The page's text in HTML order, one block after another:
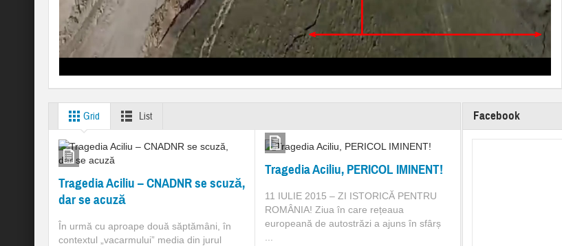
Grid List
Tragedia Aciliu – CNADNR se scuză,
dar se acuză
În urmă cu aproape două săptămâni, în
contextul „vacarmului” media din jurul
Tragedia Aciliu, PERICOL IMINENT!
11 IULIE 2015 – ZI ISTORICĂ PENTRU
ROMÂNIA! Ziua în care rețeaua
europeană de autostrăzi a ajuns în sfârș
Facebook